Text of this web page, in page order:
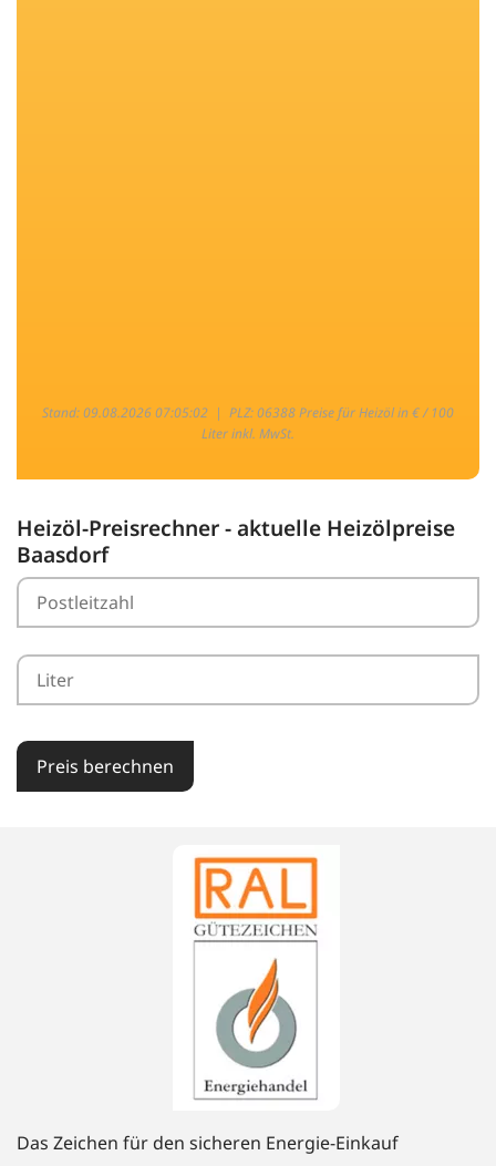
Stand: 09.08.2026 07:05:02 | PLZ: 06388 Preise für Heizöl in € / 100
Liter inkl. MwSt.
Heizöl-Preisrechner - aktuelle Heizölpreise
Baasdorf
Preis berechnen
Das Zeichen für den sicheren Energie-Einkauf